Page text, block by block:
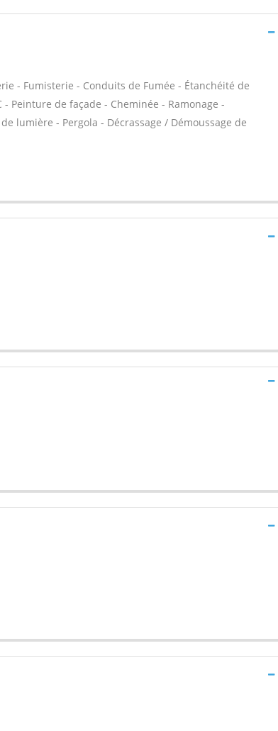
- Fumisterie - Conduits de Fumée - Étanchéité de
Peinture de façade - Cheminée - Ramonage -
lumière - Pergola - Décrassage / Démoussage de